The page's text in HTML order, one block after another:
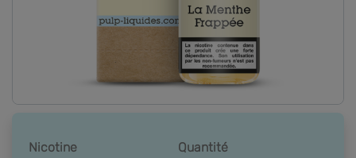
Nicotine Quantité